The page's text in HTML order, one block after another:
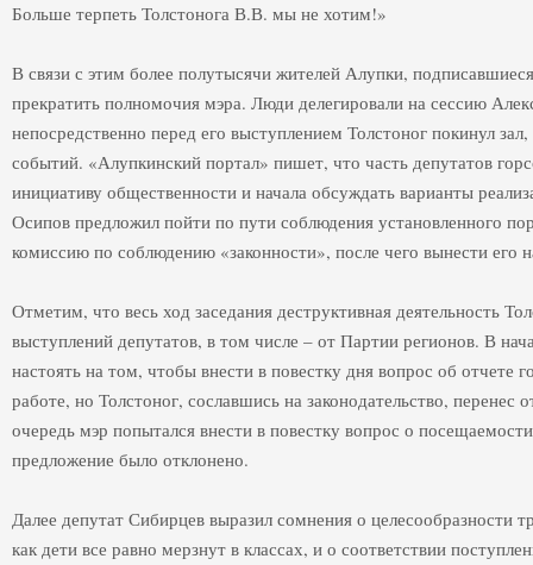
Больше терпеть Толстонога В.В. мы не хотим!»
В связи с этим более полутысячи жителей Алупки,
прекратить полномочия мэра. Люди делегировали на сессию
непосредственно перед его выступлением Толстоног покинул
событий. «Алупкинский портал» пишет, что часть депутатов
инициативу общественности и начала обсуждать варианты
Осипов предложил пойти по пути соблюдения установленного
комиссию по соблюдению «законности», после чего вынести его
Отметим, что весь ход заседания деструктивная деятельность
выступлений депутатов, в том числе – от Партии регионов. В
настоять на том, чтобы внести в повестку дня вопрос об отчете
работе, но Толстоног, сославшись на законодательство,
очередь мэр попытался внести в повестку вопрос о
предложение было отклонено.
Далее депутат Сибирцев выразил сомнения о целесообразности
как дети все равно мерзнут в классах, и о соответствии